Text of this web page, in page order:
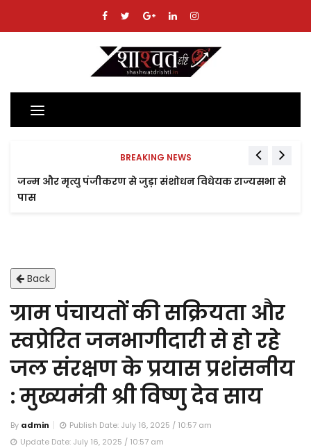
Toggle
navigation
BREAKING NEWS
जन्म और मृत्यु पंजीकरण से जुड़ा संशोधन विधेयक राज्यसभा से
पास
Back
ग्राम पंचायतों की सक्रियता और
स्वप्रेरित जनभागीदारी से हो रहे
जल संरक्षण के प्रयास प्रशंसनीय
: मुख्यमंत्री श्री विष्णु देव साय
By admin
Publish Date: July 16, 2025 / 10:57 am
Update Date: July 16, 2025 / 10:57 am